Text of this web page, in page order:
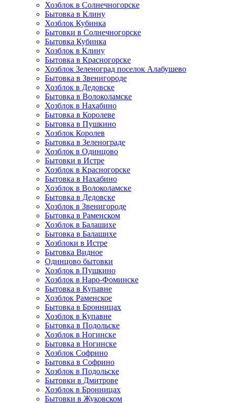
Хозблок в Солнечногорске
Бытовка в Клину
Хозблок Кубинка
Бытовки в Солнечногорске
Бытовка Кубинка
Хозблок в Клину
Бытовка в Красногорске
Хозблок Зеленоград поселок Алабушево
Бытовка в Звенигороде
Хозблок в Дедовске
Бытовка в Волоколамске
Хозблок в Нахабино
Бытовка в Королеве
Бытовкa в Пушкино
Хозблок Королев
Бытовка в Зеленограде
Хозблок в Одинцово
Бытовки в Истре
Хозблок в Красногорске
Бытовка в Нахабино
Хозблок в Волоколамске
Бытовкa в Дедовске
Хозблок в Звенигороде
Бытовка в Раменском
Хозблок в Балашихе
Бытовкa в Балашихе
Хозблоки в Истре
Бытовка Видное
Одинцово бытовки
Хозблок в Пушкино
Хозблок в Наро-Фоминске
Бытовка в Купавне
Хозблок Раменское
Бытовка в Бронницах
Хозблок в Купавне
Бытовка в Подольске
Хозблок в Ногинске
Бытовка в Ногинске
Хозблок Софрино
Бытовка в Софрино
Хозблок в Подольске
Бытовки в Дмитрове
Хозблок в Бронницах
Бытовки в Жуковском